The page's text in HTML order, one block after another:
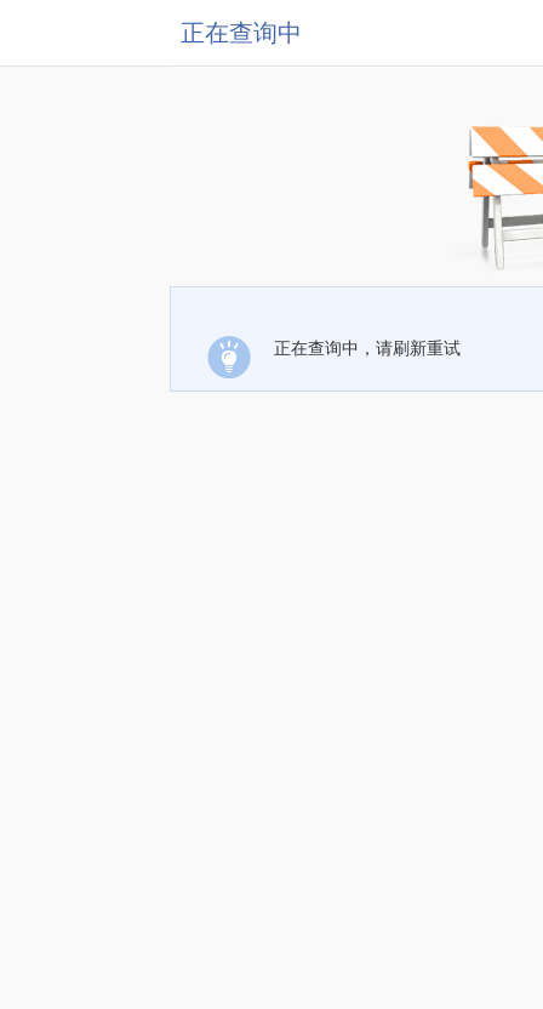
正在查询中
正在查询中，请刷新重试